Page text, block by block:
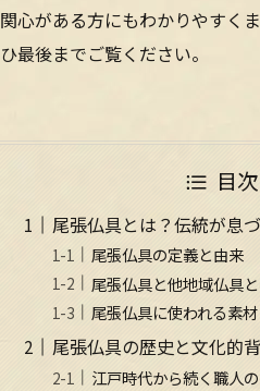
関心がある方にもわかりやすく
ひ最後までご覧ください。
目次
尾張仏具とは？伝統が息
尾張仏具の定義と由来
尾張仏具と他地域仏具
尾張仏具に使われる素
尾張仏具の歴史と文化的
江戸時代から続く職人